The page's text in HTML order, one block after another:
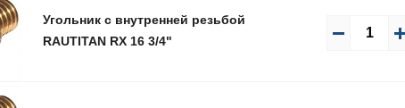
Угольник с внутренней резьбой
RAUTITAN RX 16 3/4"